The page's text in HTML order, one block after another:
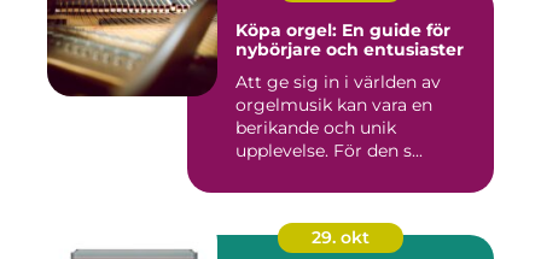
Köpa orgel: En guide för
nybörjare och entusiaster
Att ge sig in i världen av
orgelmusik kan vara en
berikande och unik
upplevelse. För den s...
29. okt